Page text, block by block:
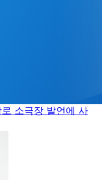
로 소극장 발언에 사